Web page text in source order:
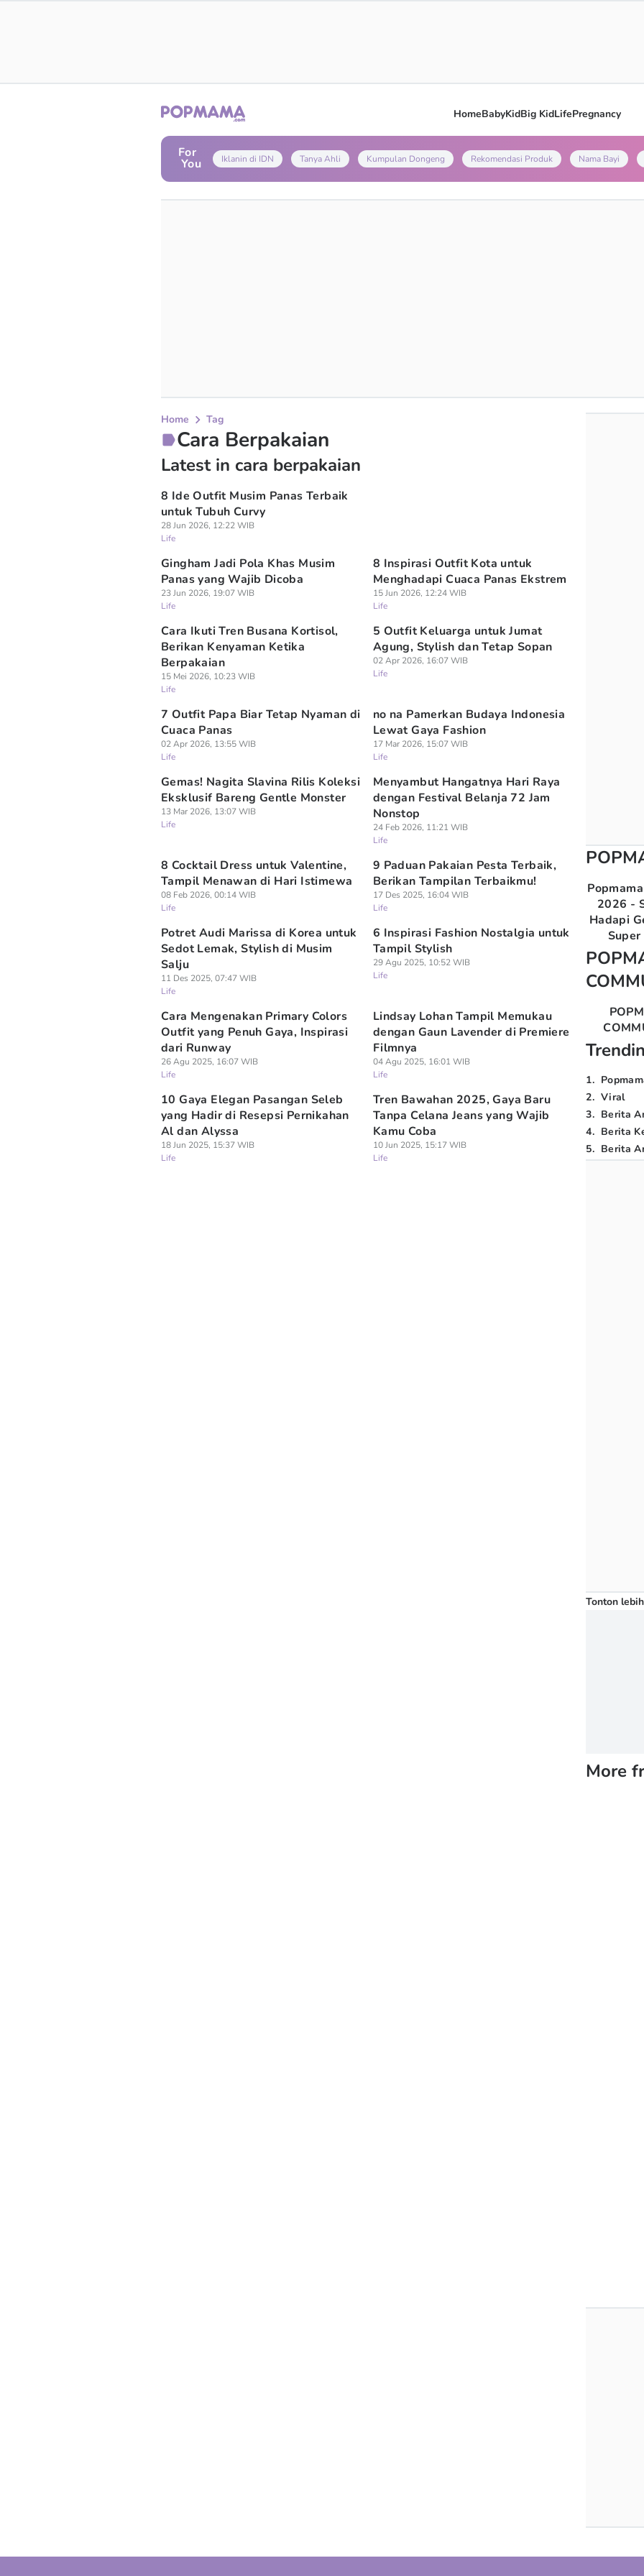
HomeBabyKidBig KidLifePregnancy
For
You Iklanin di IDN Tanya Ahli Kumpulan Dongeng Rekomendasi Produk Nama Bayi
Home Tag
Cara Berpakaian
Latest in cara berpakaian
8 Ide Outfit Musim Panas Terbaik
untuk Tubuh Curvy
28 Jun 2026, 12:22 WIB
Life
Gingham Jadi Pola Khas Musim
Panas yang Wajib Dicoba
23 Jun 2026, 19:07 WIB
Life
8 Inspirasi Outfit Kota untuk
Menghadapi Cuaca Panas Ekstrem
15 Jun 2026, 12:24 WIB
Life
Cara Ikuti Tren Busana Kortisol,
Berikan Kenyaman Ketika
Berpakaian
15 Mei 2026, 10:23 WIB
Life
5 Outfit Keluarga untuk Jumat
Agung, Stylish dan Tetap Sopan
02 Apr 2026, 16:07 WIB
Life
7 Outfit Papa Biar Tetap Nyaman di
Cuaca Panas
02 Apr 2026, 13:55 WIB
Life
no na Pamerkan Budaya Indonesia
Lewat Gaya Fashion
17 Mar 2026, 15:07 WIB
Life
Gemas! Nagita Slavina Rilis Koleksi
Eksklusif Bareng Gentle Monster
13 Mar 2026, 13:07 WIB
Life
Menyambut Hangatnya Hari Raya
dengan Festival Belanja 72 Jam
Nonstop
24 Feb 2026, 11:21 WIB
Life
8 Cocktail Dress untuk Valentine,
Tampil Menawan di Hari Istimewa
08 Feb 2026, 00:14 WIB
Life
9 Paduan Pakaian Pesta Terbaik,
Berikan Tampilan Terbaikmu!
17 Des 2025, 16:04 WIB
Life
Potret Audi Marissa di Korea untuk
Sedot Lemak, Stylish di Musim
Salju
11 Des 2025, 07:47 WIB
Life
6 Inspirasi Fashion Nostalgia untuk
Tampil Stylish
29 Agu 2025, 10:52 WIB
Life
Cara Mengenakan Primary Colors
Outfit yang Penuh Gaya, Inspirasi
dari Runway
26 Agu 2025, 16:07 WIB
Life
Lindsay Lohan Tampil Memukau
dengan Gaun Lavender di Premiere
Filmnya
04 Agu 2025, 16:01 WIB
Life
10 Gaya Elegan Pasangan Seleb
yang Hadir di Resepsi Pernikahan
Al dan Alyssa
18 Jun 2025, 15:37 WIB
Life
Tren Bawahan 2025, Gaya Baru
Tanpa Celana Jeans yang Wajib
Kamu Coba
10 Jun 2025, 15:17 WIB
Life
2026 -
Hadapi
1.
2. Viral
3. Berita
4. Berita
5. Berita
Tonton
More